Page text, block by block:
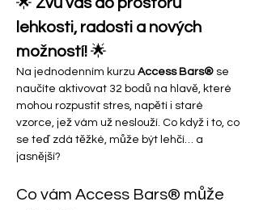
🌟 Zvu vás do prostoru
lehkosti, radosti a nových
možností! 🌟
Na jednodenním kurzu Access Bars® se
naučíte aktivovat 32 bodů na hlavě, které
mohou rozpustit stres, napětí i staré
vzorce, jež vám už neslouží. Co když i to, co
se teď zdá těžké, může být lehčí… a
jasnější?
Co vám Access Bars® může